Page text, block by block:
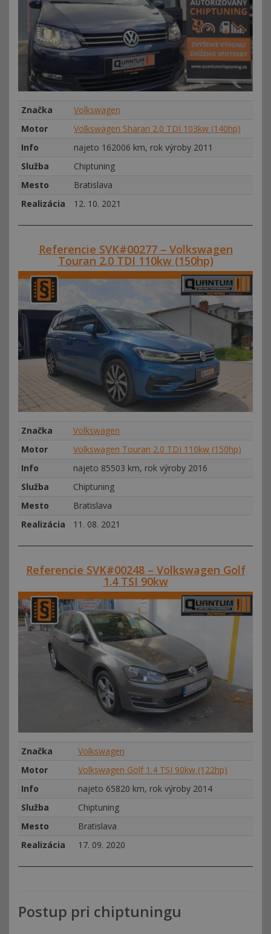
Značka
Volkswagen
Motor
Volkswagen Sharan 2.0 TDI 103kw (140hp)
Info
najeto 162006 km, rok výroby 2011
Služba
Chiptuning
Mesto
Bratislava
Realizácia
12. 10. 2021
Referencie SVK#00277 – Volkswagen
Touran 2.0 TDI 110kw (150hp)
Značka
Volkswagen
Motor
Volkswagen Touran 2.0 TDI 110kw (150hp)
Info
najeto 85503 km, rok výroby 2016
Služba
Chiptuning
Mesto
Bratislava
Realizácia
11. 08. 2021
Referencie SVK#00248 – Volkswagen Golf
1.4 TSI 90kw
Značka
Volkswagen
Motor
Volkswagen Golf 1.4 TSI 90kw (122hp)
Info
najeto 65820 km, rok výroby 2014
Služba
Chiptuning
Mesto
Bratislava
Realizácia
17. 09. 2020
Postup pri chiptuningu